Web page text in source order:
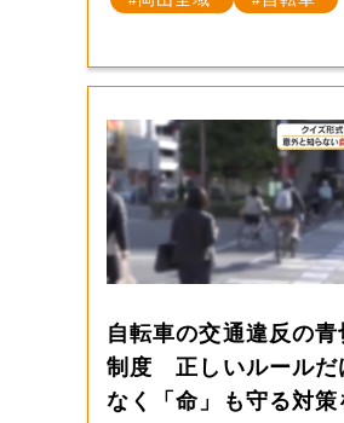
自転車の交通違反の青
制度 正しいルールだ
なく「命」も守る対策